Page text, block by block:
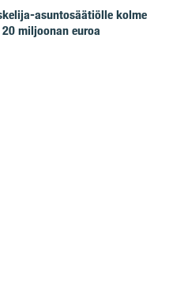
asuntosäätiölle kolme
miljoonan euroa